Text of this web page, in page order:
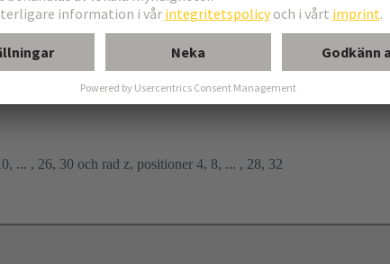
... , 26, 30 och rad z, positioner 4, 8, ... , 28, 32